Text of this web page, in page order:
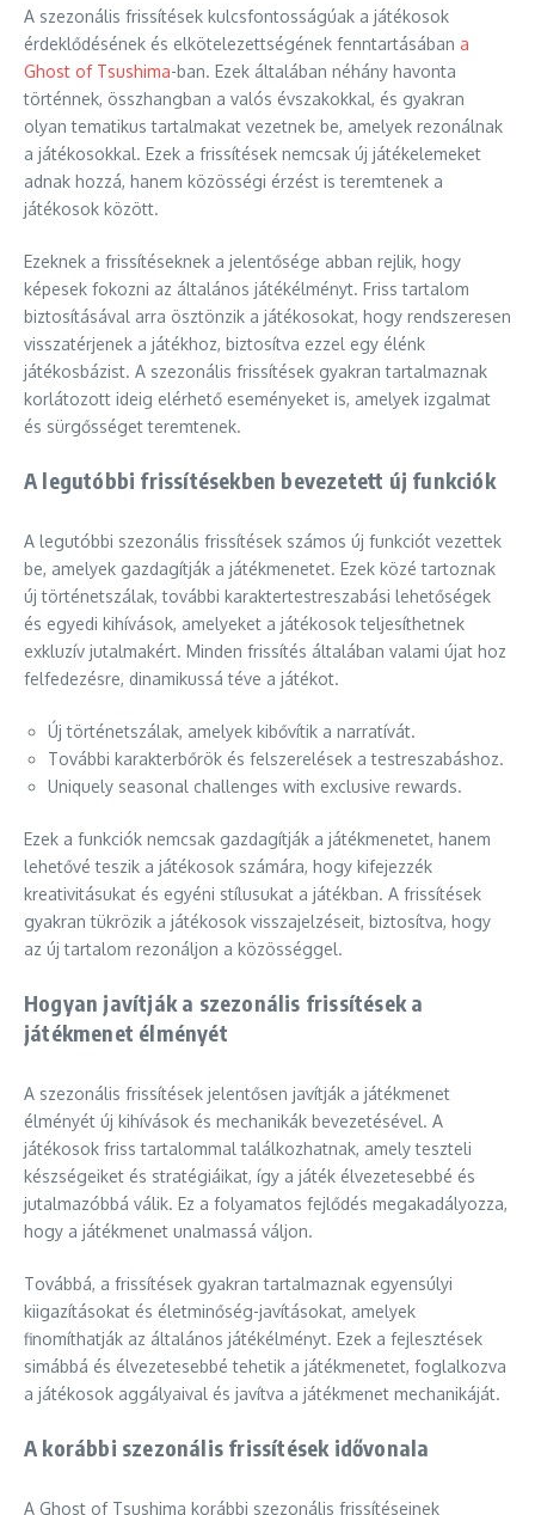
A szezonális frissítések kulcsfontosságúak a játékosok
érdeklődésének és elkötelezettségének fenntartásában a
Ghost of Tsushima-ban. Ezek általában néhány havonta
történnek, összhangban a valós évszakokkal, és gyakran
olyan tematikus tartalmakat vezetnek be, amelyek rezonálnak
a játékosokkal. Ezek a frissítések nemcsak új játékelemeket
adnak hozzá, hanem közösségi érzést is teremtenek a
játékosok között.
Ezeknek a frissítéseknek a jelentősége abban rejlik, hogy
képesek fokozni az általános játékélményt. Friss tartalom
biztosításával arra ösztönzik a játékosokat, hogy rendszeresen
visszatérjenek a játékhoz, biztosítva ezzel egy élénk
játékosbázist. A szezonális frissítések gyakran tartalmaznak
korlátozott ideig elérhető eseményeket is, amelyek izgalmat
és sürgősséget teremtenek.
A legutóbbi frissítésekben bevezetett új funkciók
A legutóbbi szezonális frissítések számos új funkciót vezettek
be, amelyek gazdagítják a játékmenetet. Ezek közé tartoznak
új történetszálak, további karaktertestreszabási lehetőségek
és egyedi kihívások, amelyeket a játékosok teljesíthetnek
exkluzív jutalmakért. Minden frissítés általában valami újat hoz
felfedezésre, dinamikussá téve a játékot.
Új történetszálak, amelyek kibővítik a narratívát.
További karakterbőrök és felszerelések a testreszabáshoz.
Uniquely seasonal challenges with exclusive rewards.
Ezek a funkciók nemcsak gazdagítják a játékmenetet, hanem
lehetővé teszik a játékosok számára, hogy kifejezzék
kreativitásukat és egyéni stílusukat a játékban. A frissítések
gyakran tükrözik a játékosok visszajelzéseit, biztosítva, hogy
az új tartalom rezonáljon a közösséggel.
Hogyan javítják a szezonális frissítések a
játékmenet élményét
A szezonális frissítések jelentősen javítják a játékmenet
élményét új kihívások és mechanikák bevezetésével. A
játékosok friss tartalommal találkozhatnak, amely teszteli
készségeiket és stratégiáikat, így a játék élvezetesebbé és
jutalmazóbbá válik. Ez a folyamatos fejlődés megakadályozza,
hogy a játékmenet unalmassá váljon.
Továbbá, a frissítések gyakran tartalmaznak egyensúlyi
kiigazításokat és életminőség-javításokat, amelyek
finomíthatják az általános játékélményt. Ezek a fejlesztések
simábbá és élvezetesebbé tehetik a játékmenetet, foglalkozva
a játékosok aggályaival és javítva a játékmenet mechanikáját.
A korábbi szezonális frissítések idővonala
A Ghost of Tsushima korábbi szezonális frissítéseinek